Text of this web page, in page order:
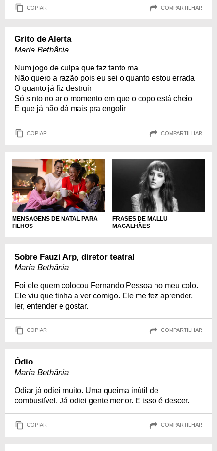
COPIAR COMPARTILHAR
Grito de Alerta
Maria Bethânia
Num jogo de culpa que faz tanto mal
Não quero a razão pois eu sei o quanto estou errada
O quanto já fiz destruir
Só sinto no ar o momento em que o copo está cheio
E que já não dá mais pra engolir
COPIAR COMPARTILHAR
MENSAGENS DE NATAL PARA
FILHOS
FRASES DE MALLU
MAGALHÃES
Sobre Fauzi Arp, diretor teatral
Maria Bethânia
Foi ele quem colocou Fernando Pessoa no meu colo.
Ele viu que tinha a ver comigo. Ele me fez aprender,
ler, entender e gostar.
COPIAR COMPARTILHAR
Ódio
Maria Bethânia
Odiar já odiei muito. Uma queima inútil de
combustível. Já odiei gente menor. E isso é descer.
COPIAR COMPARTILHAR